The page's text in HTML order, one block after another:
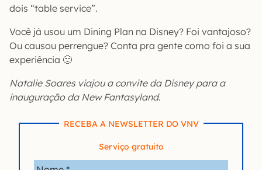
dois “table service”.
Você já usou um Dining Plan na Disney? Foi vantajoso?
Ou causou perrengue? Conta pra gente como foi a sua
experiência 🙂
Natalie Soares viajou a convite da Disney para a
inauguração da New Fantasyland.
RECEBA A NEWSLETTER DO VNV
Serviço gratuito